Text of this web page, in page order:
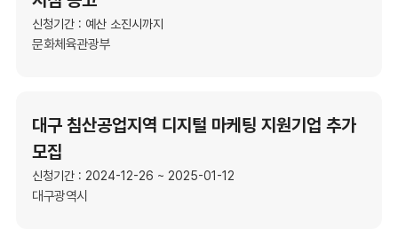
신청기간 : 예산 소진시까지
문화체육관광부
대구 침산공업지역 디지털 마케팅 지원기업 추가
모집
신청기간 : 2024-12-26 ~ 2025-01-12
대구광역시